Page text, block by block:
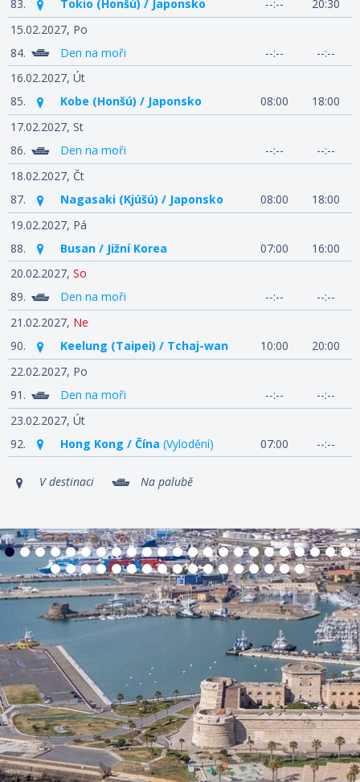
83. Tokio (Honšú) / Japonsko --:--
20:30
15.02.2027, Po
84.
Den na moři --:--
--:--
16.02.2027, Út
85.
Kobe (Honšú) / Japonsko 08:00
18:00
17.02.2027, St
86.
Den na moři --:--
--:--
18.02.2027, Čt
87.
Nagasaki (Kjúšú) / Japonsko 08:00
18:00
19.02.2027, Pá
88.
Busan / Jižní Korea 07:00
16:00
20.02.2027, So
89.
Den na moři --:--
--:--
21.02.2027, Ne
90.
Keelung (Taipei) / Tchaj-wan 10:00
20:00
22.02.2027, Po
91.
Den na moři --:--
--:--
23.02.2027, Út
92.
Hong Kong / Čína (Vylodění) 07:00 --:--
V destinaci Na palubě